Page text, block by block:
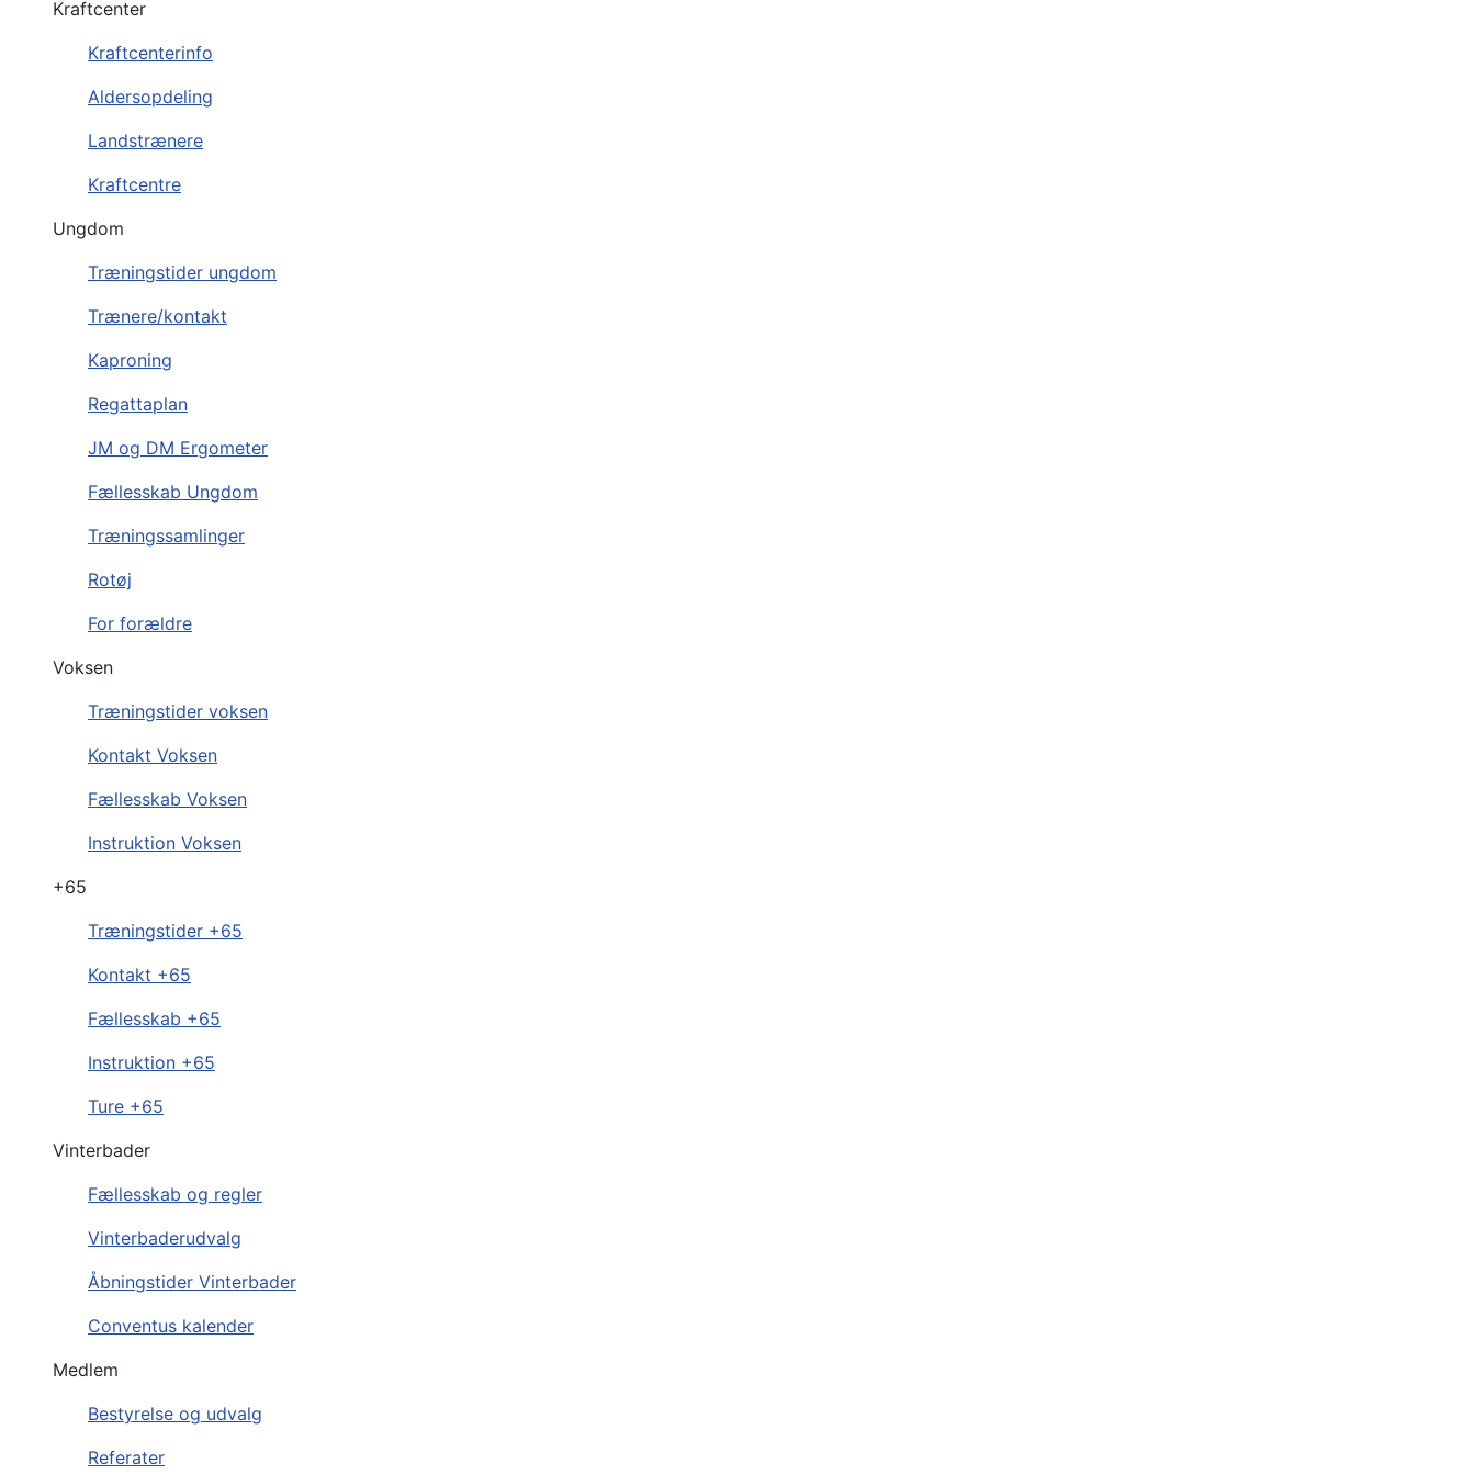
Kraftcenter
Kraftcenterinfo
Aldersopdeling
Landstrænere
Kraftcentre
Ungdom
Træningstider ungdom
Trænere/kontakt
Kaproning
Regattaplan
JM og DM Ergometer
Fællesskab Ungdom
Træningssamlinger
Rotøj
For forældre
Voksen
Træningstider voksen
Kontakt Voksen
Fællesskab Voksen
Instruktion Voksen
+65
Træningstider +65
Kontakt +65
Fællesskab +65
Instruktion +65
Ture +65
Vinterbader
Fællesskab og regler
Vinterbaderudvalg
Åbningstider Vinterbader
Conventus kalender
Medlem
Bestyrelse og udvalg
Referater